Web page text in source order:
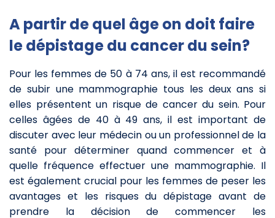
A partir de quel âge on doit faire
le dépistage du cancer du sein?
Pour les femmes de 50 à 74 ans, il est recommandé
de subir une mammographie tous les deux ans si
elles présentent un risque de cancer du sein. Pour
celles âgées de 40 à 49 ans, il est important de
discuter avec leur médecin ou un professionnel de la
santé pour déterminer quand commencer et à
quelle fréquence effectuer une mammographie. Il
est également crucial pour les femmes de peser les
avantages et les risques du dépistage avant de
prendre la décision de commencer les